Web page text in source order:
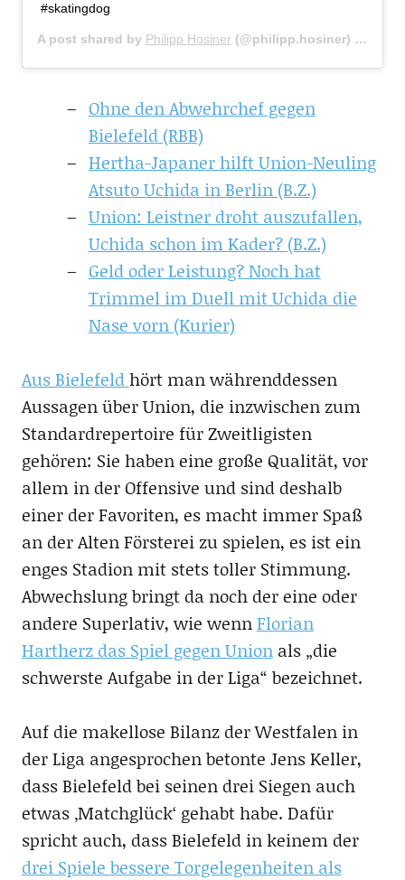
#skatingdog
A post shared by Philipp Hosiner (@philipp.hosiner) on
Ohne den Abwehrchef gegen
Bielefeld (RBB)
Hertha-Japaner hilft Union-Neuling
Atsuto Uchida in Berlin (B.Z.)
Union: Leistner droht auszufallen,
Uchida schon im Kader? (B.Z.)
Geld oder Leistung? Noch hat
Trimmel im Duell mit Uchida die
Nase vorn (Kurier)
Aus Bielefeldhört man währenddessen
Aussagen über Union, die inzwischen zum
Standardrepertoire für Zweitligisten
gehören: Sie haben eine große Qualität, vor
allem in der Offensive und sind deshalb
einer der Favoriten, es macht immer Spaß
an der Alten Försterei zu spielen, es ist ein
enges Stadion mit stets toller Stimmung.
Abwechslung bringt da noch der eine oder
andere Superlativ, wie wennFlorian
Hartherz das Spiel gegen Unionals „die
schwerste Aufgabe in der Liga“ bezeichnet.
Auf die makellose Bilanz der Westfalen in
der Liga angesprochen betonte Jens Keller,
dass Bielefeld bei seinen drei Siegen auch
etwas ‚Matchglück‘ gehabt habe. Dafür
spricht auch, dass Bielefeld in keinem der
drei Spiele bessere Torgelegenheiten als